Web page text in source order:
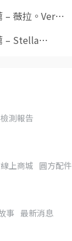
– 薇拉。Ver⋯
– Stella⋯
測報告
上商城 圓方配件
事 最新消息